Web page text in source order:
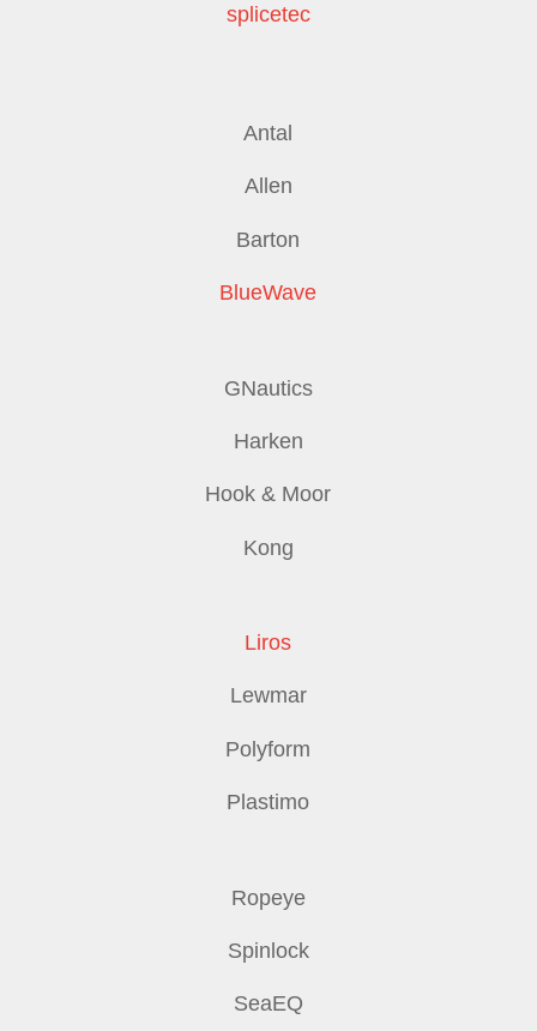
splicetec
Antal
Allen
Barton
BlueWave
GNautics
Harken
Hook & Moor
Kong
Liros
Lewmar
Polyform
Plastimo
Ropeye
Spinlock
SeaEQ